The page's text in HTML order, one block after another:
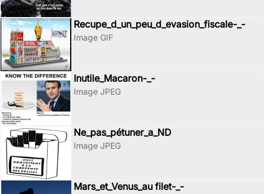
Recupe_d_un_peu_d_evasion_fiscale-_-
Image GIF
Inutile_Macaron-_-
Image JPEG
Ne_pas_pétuner_a_ND
Image JPEG
Mars_et_Venus_au filet-_-